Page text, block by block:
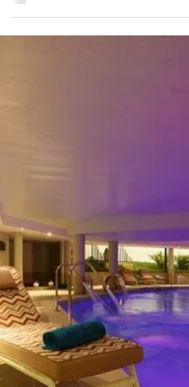
Hotel sólo para adultos de 3* situado en
Picafort. Oferta junio, estancia mínima dos
noches con media pensión.